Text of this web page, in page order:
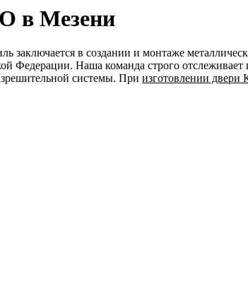
в Мезени
заключается в создании и монтаже
Федерации. Наша команда строго
системы. При изготовлении двери